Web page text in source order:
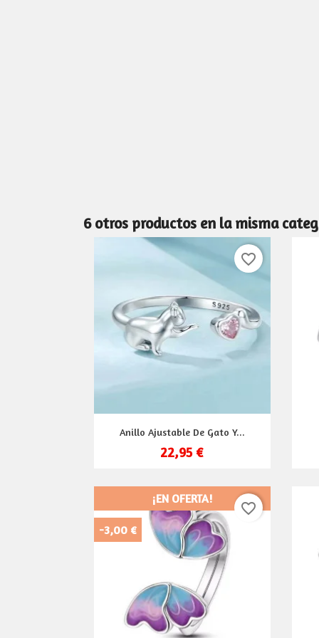
6 otros productos en la misma
Vista rápida
Anillo Ajustable De Gato Y...
22,95 €
favorite_border
¡EN OFERTA!
-3,00 €
favorite_border